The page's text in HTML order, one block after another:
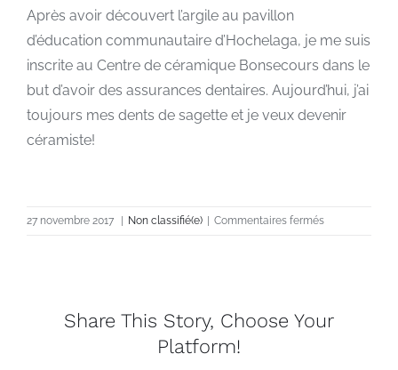
Après avoir découvert l’argile au pavillon
d’éducation communautaire d’Hochelaga, je me suis
inscrite au Centre de céramique Bonsecours dans le
but d’avoir des assurances dentaires. Aujourd’hui, j’ai
toujours mes dents de sagette et je veux devenir
céramiste!
27 novembre 2017 | Non classifié(e) | Commentaires ferméssur
Share This Story, Choose Your
Platform!